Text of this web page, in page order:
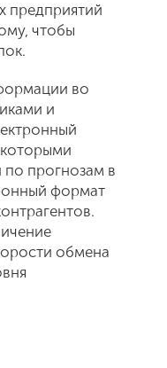
предприятий
чтобы
во
и
прогнозам в
формат
обмена